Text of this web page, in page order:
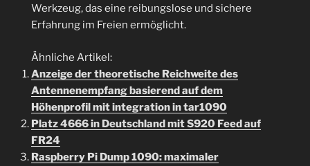
Werkzeug, das eine reibungslose und sichere
Erfahrung im Freien ermöglicht.
Ähnliche Artikel:
Anzeige der theoretische Reichweite des
Antennenempfang basierend auf dem
Höhenprofil mit integration in tar1090
Platz 4666 in Deutschland mit S920 Feed auf
FR24
Raspberry Pi Dump 1090: maximaler